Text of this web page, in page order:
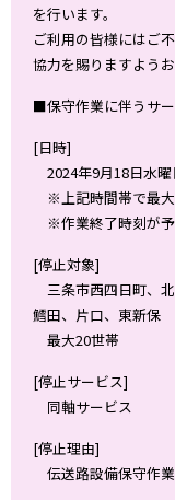
を行います。
ご利用の皆様にはご
協力を賜りますよう
■保守作業に伴うサ
[日時]
2024年9月18日水曜
※上記時間帯で最大
※作業終了時刻が予
[停止対象]
三条市西四日町、
鱈田、片口、東新保
最大20世帯
[停止サービス]
同軸サービス
[停止理由]
伝送路設備保守作業